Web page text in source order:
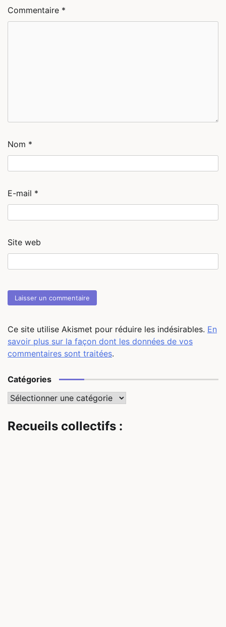
Commentaire *
Nom *
E-mail *
Site web
Ce site utilise Akismet pour réduire les indésirables. En
savoir plus sur la façon dont les données de vos
commentaires sont traitées.
Catégories
Catégories
Recueils collectifs :